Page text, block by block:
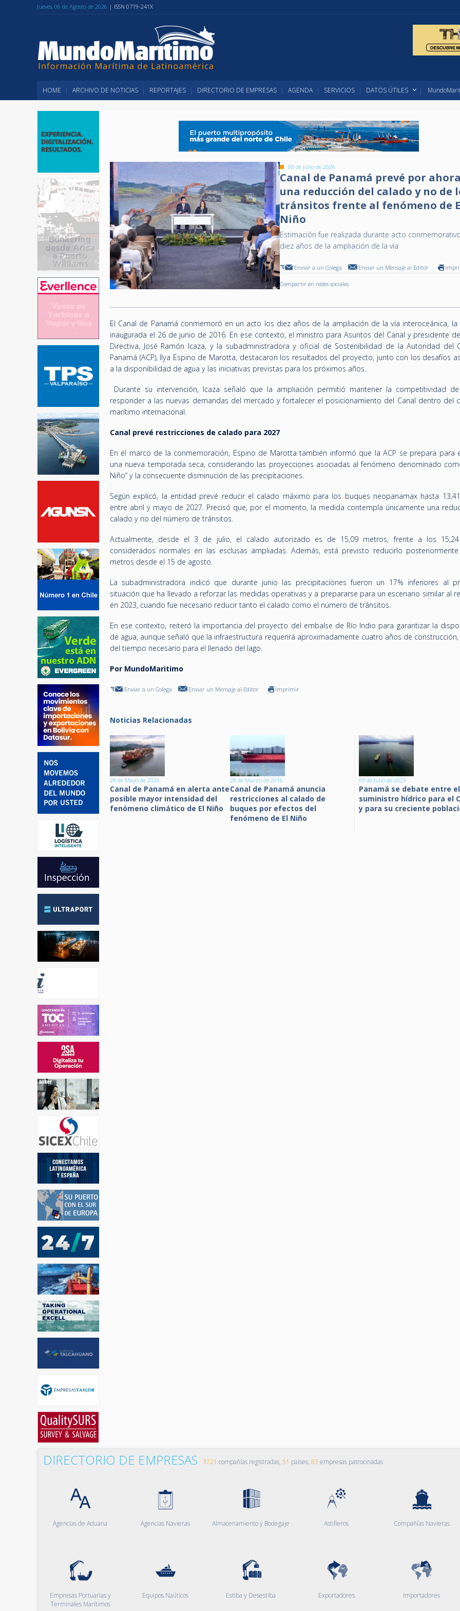
Jueves, 06 de Agosto de 2026 | ISSN 0719-241X
HOME ARCHIVO DE NOTICIAS REPORTAJES DIRECTORIO DE EMPRESAS AGENDA SERVICIOS DATOS ÚTILES
08 de Julio de 2026
Canal de Panamá prevé por
una reducción del calado y no de
tránsitos frente al fenómeno de
Niño
Estimación fue realizada durante acto
diez años de la ampliación de la vía
Enviar a un Colega Enviar un Mensaje al Editor
Compartir en redes sociales
El Canal de Panamá conmemoró en un acto los diez años de la ampliación de la vía interoceánica, la
inaugurada el 26 de junio de 2016. En ese contexto, el ministro para Asuntos del Canal y presidente
Directiva, José Ramón Icaza, y la subadministradora y oficial de Sostenibilidad de la Autoridad del
Panamá (ACP), Ilya Espino de Marotta, destacaron los resultados del proyecto, junto con los desafíos
a la disponibilidad de agua y las iniciativas previstas para los próximos años.
Durante su intervención, Icaza señaló que la ampliación permitió mantener la competitividad
responder a las nuevas demandas del mercado y fortalecer el posicionamiento del Canal dentro del
marítimo internacional.
Canal prevé restricciones de calado para 2027
En el marco de la conmemoración, Espino de Marotta también informó que la ACP se prepara para
una nueva temporada seca, considerando las proyecciones asociadas al fenómeno denominado
Niño” y la consecuente disminución de las precipitaciones.
Según explicó, la entidad prevé reducir el calado máximo para los buques neopanamax hasta
entre abril y mayo de 2027. Precisó que, por el momento, la medida contempla únicamente una
calado y no del número de tránsitos.
Actualmente, desde el 3 de julio, el calado autorizado es de 15,09 metros, frente a los
considerados normales en las esclusas ampliadas. Además, está previsto reducirlo
metros desde el 15 de agosto.
La subadministradora indicó que durante junio las precipitaciones fueron un 17% inferiores al
situación que ha llevado a reforzar las medidas operativas y a prepararse para un escenario similar al
en 2023, cuando fue necesario reducir tanto el calado como el número de tránsitos.
En ese contexto, reiteró la importancia del proyecto del embalse de Río Indio para garantizar la
de agua, aunque señaló que la infraestructura requerirá aproximadamente cuatro años de
del tiempo necesario para el llenado del lago.
Por MundoMaritimo
Enviar a un Colega Enviar un Mensaje al Editor Imprimir
Noticias Relacionadas
28 de Mayo de 2026
Canal de Panamá en alerta ante
posible mayor intensidad del
fenómeno climático de El Niño
28 de Marzo de 2016
Canal de Panamá anuncia
restricciones al calado de
buques por efectos del
fenómeno de El Niño
03 de Julio de 2023
Panamá se debate entre el
suministro hídrico para el
y para su creciente
DIRECTORIO DE EMPRESAS 3721 compañías registradas, 51 países, 83 empresas patrocinadas
Agencias de Aduana Agencias Navieras Almacenamiento y Bodegaje Astilleros Compañías Navieras
Empresas Portuarias y
Terminales Marítimos
Equipos Naúticos Estiba y Desestiba Exportadores Importadores